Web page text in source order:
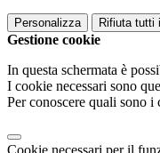
Personalizza Rifiuta tutti
Gestione cookie
In questa schermata è
I cookie necessari sono
Per conoscere quali sono